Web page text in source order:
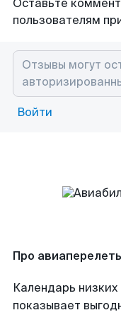
Оставьте
пользователям
Войти
Про
Календарь
показывает